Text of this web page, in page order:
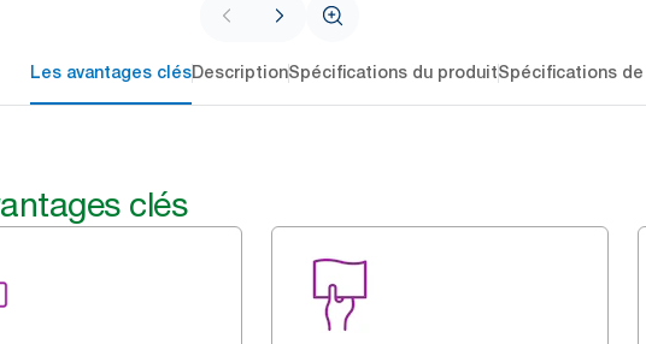
Les avantages clésDescriptionSpécifications du produitSpécifications
clés